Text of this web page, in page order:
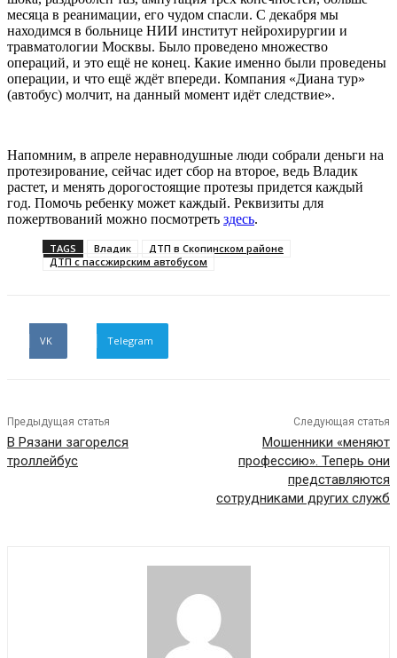
месяца в реанимации, его чудом спасли. С декабря мы
находимся в больнице НИИ институт нейрохирургии и
травматологии Москвы. Было проведено множество
операций, и это ещё не конец. Какие именно были проведены
операции, и что ещё ждёт впереди. Компания «Диана тур»
(автобус) молчит, на данный момент идёт следствие».
Напомним, в апреле неравнодушные люди собрали деньги на
протезирование, сейчас идет сбор на второе, ведь Владик
растет, и менять дорогостоящие протезы придется каждый
год. Помочь ребенку может каждый. Реквизиты для
пожертвований можно посмотреть здесь.
TAGS Владик
ДТП в Скопинском районе
ДТП с пассжирским автобусом
VK Telegram
Предыдущая статья
В Рязани загорелся
троллейбус
Следующая статья
Мошенники «меняют
профессию». Теперь они
представляются
сотрудниками других служб